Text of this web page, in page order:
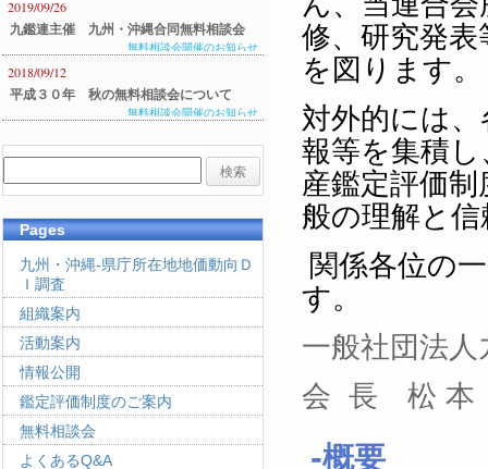
修、研究発
を図ります。
対外的には
報等を集積
産鑑定評価
般の理解と
関係各位の
す。
一般社団法
会 長 松 本
概要
2019/09/26
九鑑連主催 九州・沖縄合同無料相談会
のご案内
無料相談会開催のお知らせ
2018/09/12
平成３０年 秋の無料相談会について
無料相談会開催のお知らせ
Pages
九州・沖縄-県庁所在地地価動向Ｄ
Ｉ調査
組織案内
活動案内
情報公開
鑑定評価制度のご案内
無料相談会
よくあるQ&A